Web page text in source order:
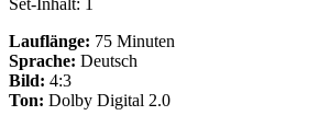
Set-Inhalt: 1
Lauflänge: 75 Minuten
Sprache: Deutsch
Bild: 4:3
Ton: Dolby Digital 2.0